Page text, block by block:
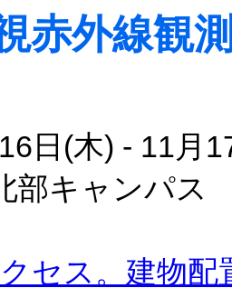
赤外線観
日(木) - 11月
キャンパス
セス。建物